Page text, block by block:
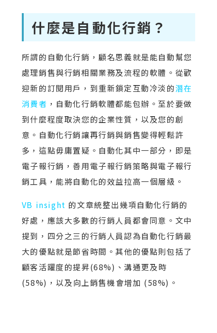
什麼是自動化行銷？
所謂的自動化行銷，顧名思義就是能自動幫您
處理銷售與行銷相關業務及流程的軟體。從歡
迎新的訂閱用戶，到重新鎖定互動冷淡的潛在
消費者 ，自動化行銷軟體都能包辦。至於要做
到什麼程度取決您的企業性質，以及您的創
意。自動化行銷讓再行銷與銷售變得輕鬆許
多，這點毋庸置疑。自動化其中一部分，即是
電子報行銷，善用電子報行銷策略與電子報行
銷工具，能將自動化的效益拉高一個層級。
VB insight 的文章統整出幾項自動化行銷的
好處，應該大多數的行銷人員都會同意。文中
提到，四分之三的行銷人員認為自動化行銷最
大的優點就是節省時間。其他的優點則包括了
顧客活躍度的提昇(68%)、溝通更及時
(58%)，以及向上銷售機會增加 (58%)。